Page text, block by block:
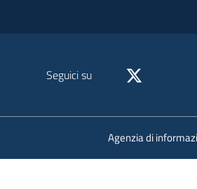
Seguici su
Agenzia di